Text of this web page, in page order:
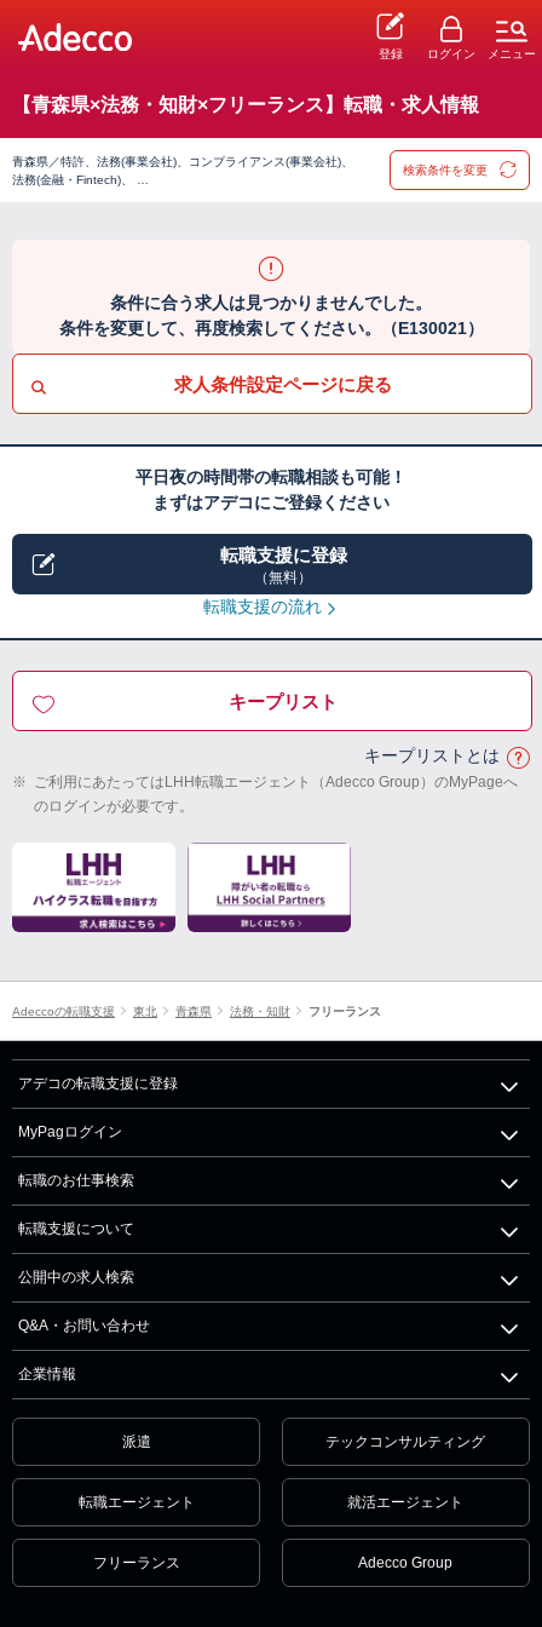
登録 ログイン メニュー
【青森県×法務・知財×フリーランス】転職・求人情報
青森県／特許、法務(事業会社)、コンプライアンス(事業会社)、
法務(金融・Fintech)、 …
検索条件を変更
条件に合う求人は見つかりませんでした。
条件を変更して、再度検索してください。（E130021）
求人条件設定ページに戻る
平日夜の時間帯の転職相談も可能！
まずはアデコにご登録ください
転職支援に登録
（無料）
転職支援の流れ
キープリスト
キープリストとは
※ ご利用にあたってはLHH転職エージェント（Adecco Group）のMyPageへ
のログインが必要です。
Adeccoの転職支援 東北 青森県 法務・知財 フリーランス
アデコの転職支援に登録
MyPagログイン
転職のお仕事検索
転職支援について
公開中の求人検索
Q&A・お問い合わせ
企業情報
派遣 テックコンサルティング
転職エージェント 就活エージェント
フリーランス Adecco Group